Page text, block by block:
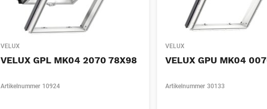
VELUX
VELUX GPL MK04 2070 78X98
Artikelnummer 10924
VELUX
VELUX GPU MK04
Artikelnummer 30133